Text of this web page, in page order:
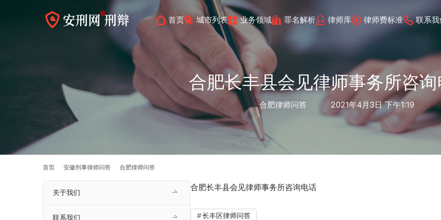
首页 城市列表 业务领域 罪名解析 律师库 律师费标准 联系
合肥长丰县会见律师事务所咨
合肥律师问答 2021年4月3日 下午1:19
首页 安徽刑事律师问答 合肥律师问答
合肥长丰县会见律师事务所咨询电话
长丰区律师问答
关于我们
联系我们